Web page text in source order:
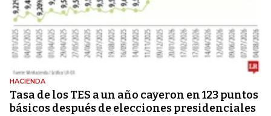
HACIENDA
Tasa de los TES a un año cayeron en 123 puntos
básicos después de elecciones presidenciales